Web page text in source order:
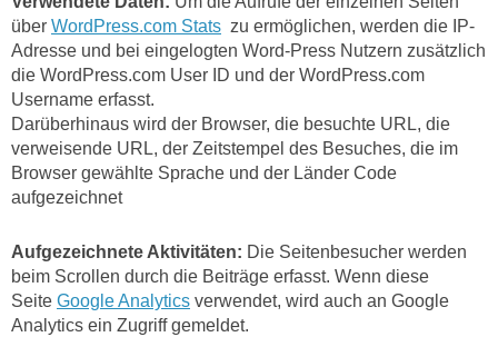
über WordPress.com Stats zu ermöglichen, werden die IP-
Adresse und bei eingelogten Word-Press Nutzern zusätzlich
die WordPress.com User ID und der WordPress.com
Username erfasst.
Darüberhinaus wird der Browser, die besuchte URL, die
verweisende URL, der Zeitstempel des Besuches, die im
Browser gewählte Sprache und der Länder Code
aufgezeichnet
Aufgezeichnete Aktivitäten: Die Seitenbesucher werden
beim Scrollen durch die Beiträge erfasst. Wenn diese
Seite Google Analytics verwendet, wird auch an Google
Analytics ein Zugriff gemeldet.